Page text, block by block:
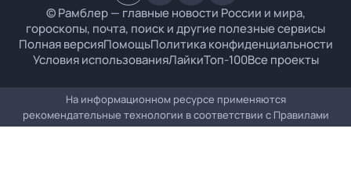
© Рамблер — главные новости России и мира,
гороскопы, почта, поиск и другие полезные сервисы
Полная версияПомощьПолитика конфиденциальности
Условия использованияЛайкиТоп-100Все проекты
На информационном ресурсе применяются
рекомендательные технологии в соответствии с Правилами